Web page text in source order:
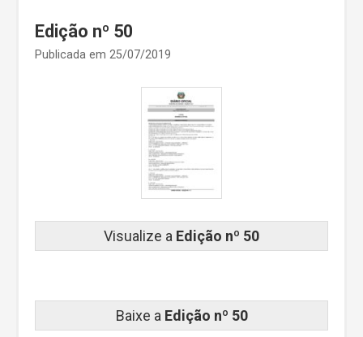
Edição nº 50
Publicada em 25/07/2019
Visualize a Edição nº 50
Baixe a Edição nº 50